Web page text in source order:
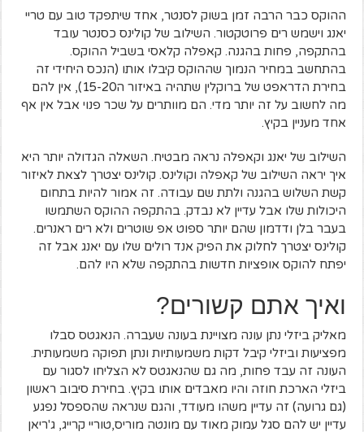
ההוקס כבר הרבה זמן בשוק לסנטר, אחד שיתפקד טוב עם טריי
יאנג וישמש רים פרוטקטור. השילוב של קולינס כסנטר עובד
בהתקפה, פחות בהגנה. קאפלה קלאסי בשביל ההוקס.
בהתחשב במחיר הנמוך שההוקס קיבלו אותו (הנכס היחידי זה
בחירת הדראפט של ברוקלין שתהיה באיזור ה15-20), אין להם
מה לחשוב על זה יותר מדי. הם מוותרים על שכר פנוי אבל אין אף
אחד מעניין בקיץ.
השילוב של יאנג וקאפלה נראה מבטיח. השאלה הגדולה יותר היא
איך יראה השילוב של קאפלה וקולינס. קולינס יצטרך לצאת לאיזור
קשת השלוש בהגנה ולתת שם עבודה. זה אמור להיות בתחום
היכולות שלו אבל עדיין לא נבדק. בהתקפה ההוקס השתמשו
בעבר בלן ודדמון שהם יותר ספוט אפ שוטרים ולא רים ראנרים.
קולינס יצטרך לחלוק את הפיק אנד רולים שלו עם יאנג אבל זה
יפתח להוקס אופציות חדשות בהתקפה שלא היו להם.
ואיך אתם קשורים?
מאליק ביזלי נתן עונה מצויינת בעונה שעברה. הנאגטס סבלו
מפציעות וביזלי קיבל דקות משמעותיות ונתן תפוקה משמעותית.
העונה זה עבד פחות, מה גם שהנאגטס לא הצליחו לסגור עם
ביזלי הארכת חוזה והיו מאבדים אותו בקיץ. בחירת סיבוב ראשון
(גם גרועה) זה עדיין משהו מעודד, והגם שנראה שהספסל נפגע
עדיין יש להם סגל עמוק מאוד עם מונטה מוריס,טוריי קרייג, ג'ריאן